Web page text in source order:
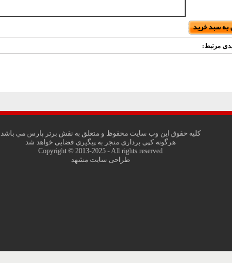
مرتبط:
کليه حقوق اين وب سايت محفوظ و متعلق به نقش برتر پارس مي باشد
هرگونه کپی برداری منجر به پیگیری قضایی خواهد شد
Copyright © 2013-2025 - All rights reserved
طراحی سایت مشهد